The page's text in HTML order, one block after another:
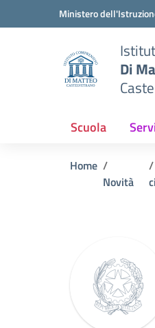
Vai ai contenuti
Vai al menu di navigazione
Ministero
Di
Scuola
Home
Novità